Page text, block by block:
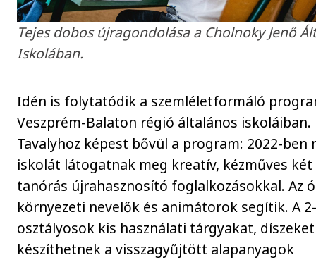
Tejes dobos újragondolása a Cholnoky Jenő
Iskolában.
Idén is folytatódik a szemléletformáló
Veszprém-Balaton régió általános iskoláiban.
Tavalyhoz képest bővül a program: 2022-ben
iskolát látogatnak meg kreatív, kézműves két
tanórás újrahasznosító foglalkozásokkal. Az
környezeti nevelők és animátorok segítik. A
osztályosok kis használati tárgyakat, díszeket
készíthetnek a visszagyűjtött alapanyagok